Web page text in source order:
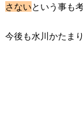
さないという事も
今後も水川かたま